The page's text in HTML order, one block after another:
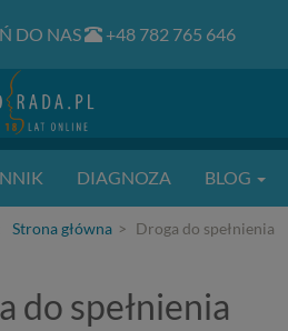
DO NAS +48 782 765 646
DIAGNOZA BLOG
Strona główna Droga do spełnienia
do spełnienia